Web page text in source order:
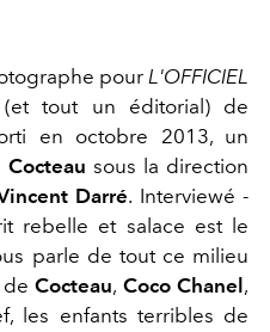
pourL'OFFICIEL
tout un éditorial) de
en octobre 2013, un
Cocteau sous la direction
Darré. Interviewé -
rebelle et salace est le
parle de tout ce milieu
deCocteau, Coco Chanel ,
les enfants terribles de